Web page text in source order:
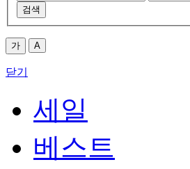
검색
가 A
닫기
세일
베스트